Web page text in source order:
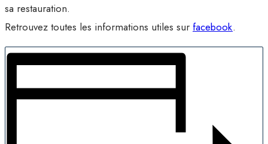
sa restauration.
Retrouvez toutes les informations utiles sur facebook.